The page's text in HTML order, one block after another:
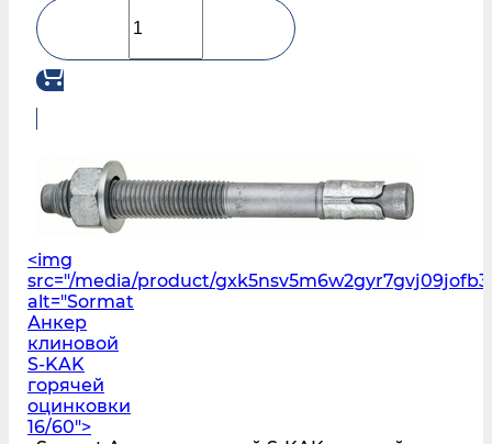
<img
src="/media/product/
alt="Sormat
Анкер
клиновой
S‑KAK
горячей
оцинковки
16/60">